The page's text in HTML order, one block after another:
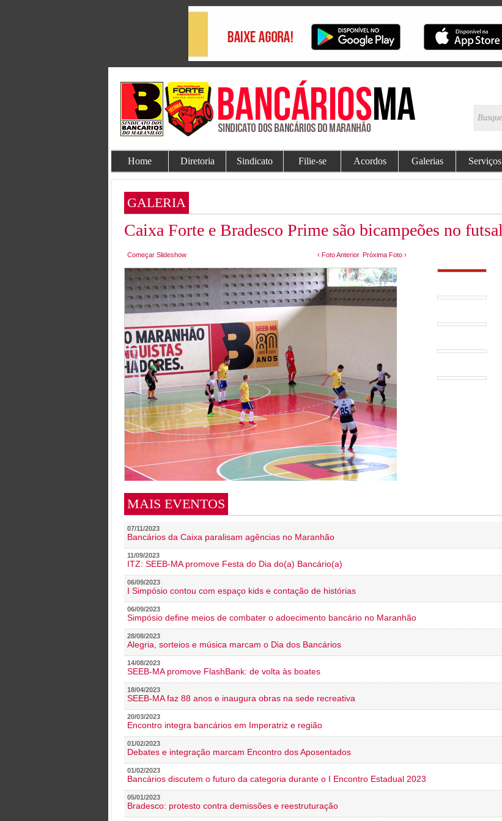
Home Diretoria Sindicato Filie-se Acordos Galerias Serviços
GALERIA
Caixa Forte e Bradesco Prime são bicampeões no futsal
Começar Slideshow ‹ Foto Anterior Próxima Foto ›
MAIS EVENTOS
07/11/2023
Bancários da Caixa paralisam agências no Maranhão
11/09/2023
ITZ: SEEB-MA promove Festa do Dia do(a) Bancário(a)
06/09/2023
I Simpósio contou com espaço kids e contação de histórias
06/09/2023
Simpósio define meios de combater o adoecimento bancário no Maranhão
28/08/2023
Alegria, sorteios e música marcam o Dia dos Bancários
14/08/2023
SEEB-MA promove FlashBank: de volta às boates
18/04/2023
SEEB-MA faz 88 anos e inaugura obras na sede recreativa
20/03/2023
Encontro integra bancários em Imperatriz e região
01/02/2023
Debates e integração marcam Encontro dos Aposentados
01/02/2023
Bancários discutem o futuro da categoria durante o I Encontro Estadual 2023
05/01/2023
Bradesco: protesto contra demissões e reestruturação